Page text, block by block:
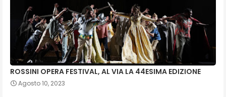
ROSSINI OPERA FESTIVAL, AL VIA LA 44ESIMA EDIZIONE
Agosto 10, 2023